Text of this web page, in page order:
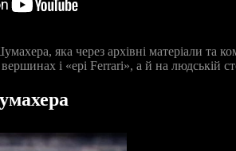
яка через архівні матеріали та
і «ері Ferrari», а й на людській